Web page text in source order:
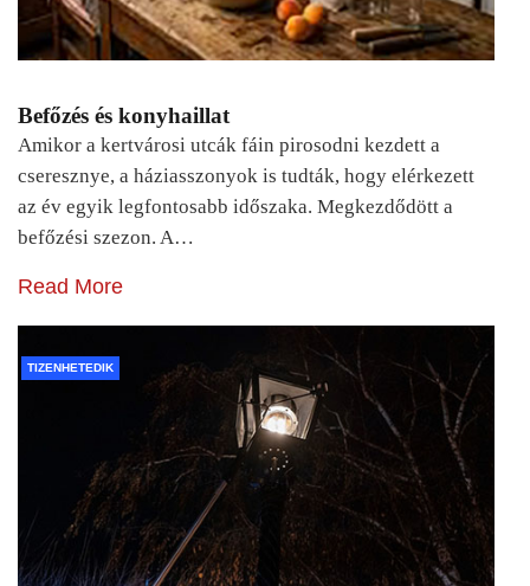
Befőzés és konyhaillat
Amikor a kertvárosi utcák fáin pirosodni kezdett a
cseresznye, a háziasszonyok is tudták, hogy elérkezett
az év egyik legfontosabb időszaka. Megkezdődött a
befőzési szezon. A…
Read More
TIZENHETEDIK